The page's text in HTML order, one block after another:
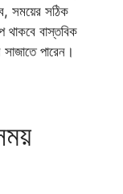
সময়ের সঠিক
থাকবে বাস্তবিক
পারেন।